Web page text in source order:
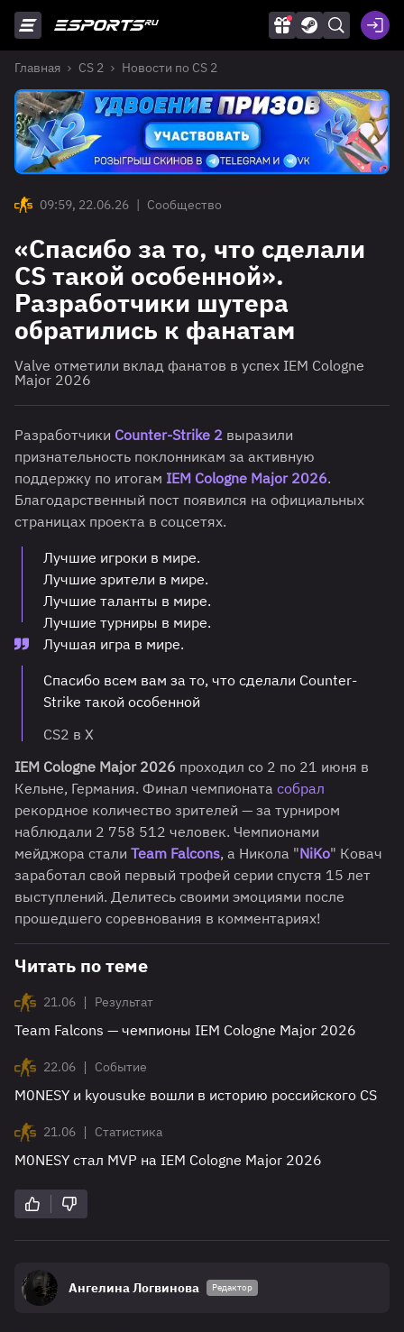
Главная CS 2 Новости по CS 2
09:59, 22.06.26 | Сообщество
«Спасибо за то, что сделали
CS такой особенной».
Разработчики шутера
обратились к фанатам
Valve отметили вклад фанатов в успех IEM Cologne
Major 2026
Разработчики Counter-Strike 2 выразили
признательность поклонникам за активную
поддержку по итогам IEM Cologne Major 2026.
Благодарственный пост появился на официальных
страницах проекта в соцсетях.
Лучшие игроки в мире.
Лучшие зрители в мире.
Лучшие таланты в мире.
Лучшие турниры в мире.
Лучшая игра в мире.
Спасибо всем вам за то, что сделали Counter-
Strike такой особенной
CS2 в X
IEM Cologne Major 2026 проходил со 2 по 21 июня в
Кельне, Германия. Финал чемпионата собрал
рекордное количество зрителей — за турниром
наблюдали 2 758 512 человек. Чемпионами
мейджора стали Team Falcons, а Никола "NiKo" Ковач
заработал свой первый трофей серии спустя 15 лет
выступлений. Делитесь своими эмоциями после
прошедшего соревнования в комментариях!
Читать по теме
21.06 | Результат
Team Falcons — чемпионы IEM Cologne Major 2026
22.06 | Событие
M0NESY и kyousuke вошли в историю российского CS
21.06 | Статистика
M0NESY стал MVP на IEM Cologne Major 2026
Ангелина Логвинова Редактор